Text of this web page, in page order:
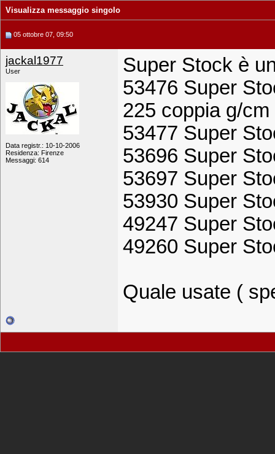
Visualizza messaggio singolo
05 ottobre 07, 09:50
jackal1977
User
Data registr.: 10-10-2006
Residenza: Firenze
Messaggi: 614
Super Stock è
53476 Super
225 coppia g/cm
53477 Super
53696 Super
53697 Super
53930 Super
49247 Super
49260 Super
Quale usate (